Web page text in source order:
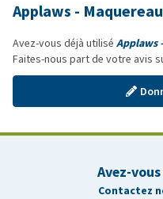
Applaws -
Avez-vous déjà utilisé Applaws
Faites-nous part de votre avis
Avez-
Contactez